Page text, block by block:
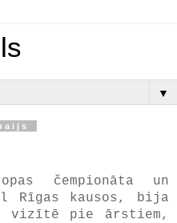
▼
čempionāta un
Rīgas kausos, bija
vizītē pie ārstiem,